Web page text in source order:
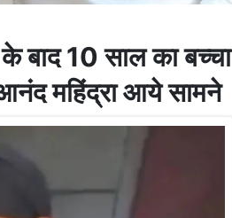
10 साल का बच्चा
महिंद्रा आये सामने